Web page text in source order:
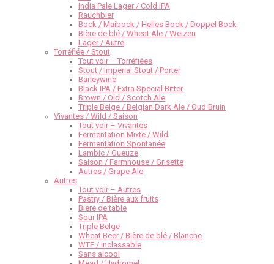
India Pale Lager / Cold IPA
Rauchbier
Bock / Maibock / Helles Bock / Doppel Bock
Bière de blé / Wheat Ale / Weizen
Lager / Autre
Torréfiée / Stout
Tout voir – Torréfiées
Stout / Imperial Stout / Porter
Barleywine
Black IPA / Extra Special Bitter
Brown / Old / Scotch Ale
Triple Belge / Belgian Dark Ale / Oud Bruin
Vivantes / Wild / Saison
Tout voir – Vivantes
Fermentation Mixte / Wild
Fermentation Spontanée
Lambic / Gueuze
Saison / Farmhouse / Grisette
Autres / Grape Ale
Autres
Tout voir – Autres
Pastry / Bière aux fruits
Bière de table
Sour IPA
Triple Belge
Wheat Beer / Bière de blé / Blanche
WTF / Inclassable
Sans alcool